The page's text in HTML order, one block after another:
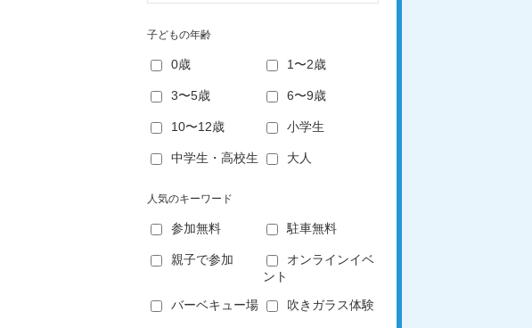
子どもの年齢
0歳 1〜2歳
3〜5歳 6〜9歳
10〜12歳 小学生
中学生・高校生 大人
人気のキーワード
参加無料 駐車無料
親子で参加
オンラインイベ
ント
バーベキュー場 吹きガラス体験